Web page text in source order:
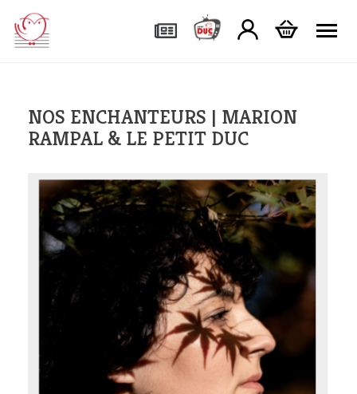
NOS ENCHANTEURS | MARION
RAMPAL & LE PETIT DUC